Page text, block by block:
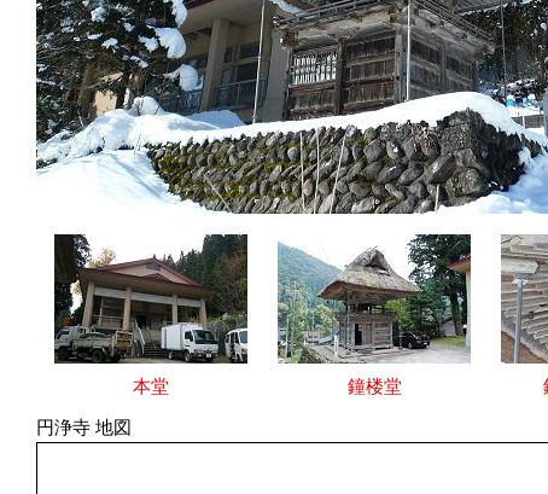
本堂 鐘楼堂
円浄寺 地図